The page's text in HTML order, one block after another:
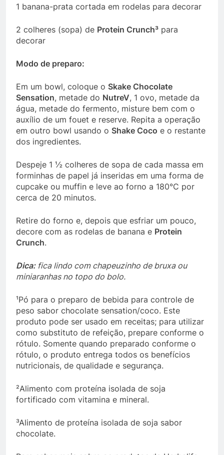
1 banana-prata cortada em rodelas para decorar
2 colheres (sopa) de Protein Crunch³ para
decorar
Modo de preparo:
Em um bowl, coloque o Skake Chocolate
Sensation, metade do NutreV, 1 ovo, metade da
água, metade do fermento, misture bem com o
auxílio de um fouet e reserve. Repita a operação
em outro bowl usando o Shake Coco e o restante
dos ingredientes.
Despeje 1 ½ colheres de sopa de cada massa em
forminhas de papel já inseridas em uma forma de
cupcake ou muffin e leve ao forno a 180°C por
cerca de 20 minutos.
Retire do forno e, depois que esfriar um pouco,
decore com as rodelas de banana e Protein
Crunch.
Dica:fica lindo com chapeuzinho de bruxa ou
miniaranhas no topo do bolo.
¹Pó para o preparo de bebida para controle de
peso sabor chocolate sensation/coco. Este
produto pode ser usado em receitas; para utilizar
como substituto de refeição, prepare conforme o
rótulo. Somente quando preparado conforme o
rótulo, o produto entrega todos os benefícios
nutricionais, de qualidade e segurança.
²Alimento com proteína isolada de soja
fortificado com vitamina e mineral.
³Alimento de proteína isolada de soja sabor
chocolate.